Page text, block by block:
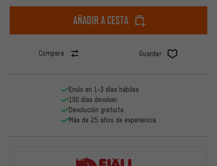
Añadir a cesta
Compara Guardar
Envío en 1-3 días hábiles
100 días devolver
Devolución gratuita
Más de 25 años de experiencia